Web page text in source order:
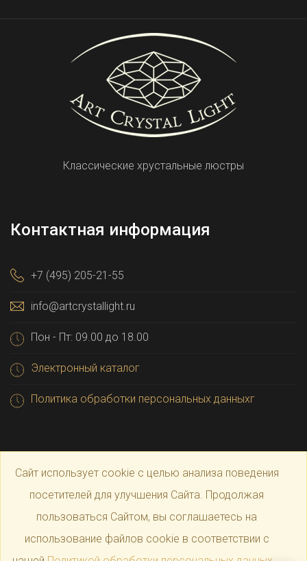
Классические хрустальные люстры
Контактная информация
+7 (495) 205-21-55
info@artcrystallight.ru
Пон - Пт: 09.00 до 18.00
Электронный каталог
Политика обработки персональных данныхг
Сайт использует cookie с целью анализа поведения
посетителей для улучшения Сайта. Продолжая
пользоваться Сайтом, вы соглашаетесь на
использование файлов cookie в соответствии с